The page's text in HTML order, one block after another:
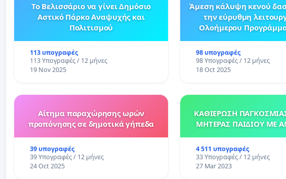
Το Βελισσάριο να γίνει Δημόσιο
Αστικό Πάρκο Αναψυχής και
Πολιτισμού
113 υπογραφές
113 Υπογραφές / 12 μήνες
19 Nov 2025
Άμεση κάλυψη κενού
την εύρυθμη
Ολοήμερου
98 υπογραφές
98 Υπογραφές / 12 μήνες
18 Oct 2025
Αίτημα παραχώρησης ωρών
προπόνησης σε δημοτικά γήπεδα
39 υπογραφές
39 Υπογραφές / 12 μήνες
24 Oct 2025
ΚΑΘΙΕΡΩΣΗ
ΜΗΤΕΡΑΣ ΠΑΙΔΙΟΥ ΜΕ
4 511 υπογραφές
33 Υπογραφές / 12 μήνες
27 Mar 2023